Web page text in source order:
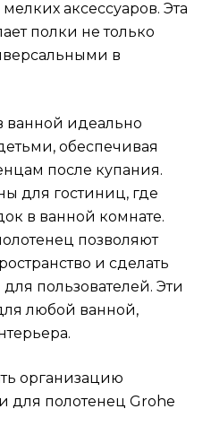
аксессуаров. Эта
полки не только
в
ванной идеально
обеспечивая
после купания.
для гостиниц, где
в ванной комнате.
позволяют
и сделать
пользователей. Эти
любой ванной,
организацию
для полотенец Grohe